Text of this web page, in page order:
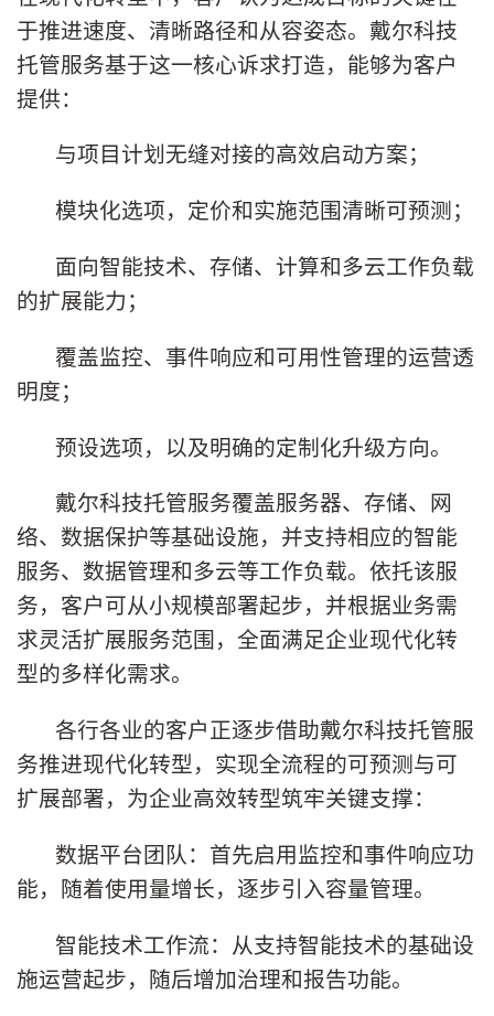
于推进速度、清晰路径和从容姿态。戴尔科技
托管服务基于这一核心诉求打造，能够为客户
提供：
与项目计划无缝对接的高效启动方案；
模块化选项，定价和实施范围清晰可预测；
面向智能技术、存储、计算和多云工作负载
的扩展能力；
覆盖监控、事件响应和可用性管理的运营透
明度；
预设选项，以及明确的定制化升级方向。
戴尔科技托管服务覆盖服务器、存储、网
络、数据保护等基础设施，并支持相应的智能
服务、数据管理和多云等工作负载。依托该服
务，客户可从小规模部署起步，并根据业务需
求灵活扩展服务范围，全面满足企业现代化转
型的多样化需求。
各行各业的客户正逐步借助戴尔科技托管服
务推进现代化转型，实现全流程的可预测与可
扩展部署，为企业高效转型筑牢关键支撑：
数据平台团队：首先启用监控和事件响应功
能，随着使用量增长，逐步引入容量管理。
智能技术工作流：从支持智能技术的基础设
施运营起步，随后增加治理和报告功能。